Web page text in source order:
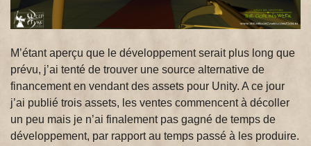
M’étant aperçu que le développement serait plus long que
prévu, j’ai tenté de trouver une source alternative de
financement en vendant des assets pour Unity. A ce jour
j’ai publié trois assets, les ventes commencent à décoller
un peu mais je n’ai finalement pas gagné de temps de
développement, par rapport au temps passé à les produire.